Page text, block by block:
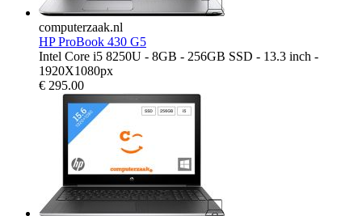
computerzaak.nl
HP ProBook 430 G5
Intel Core i5 8250U - 8GB - 256GB SSD - 13.3 inch -
1920X1080px
€ 295.00